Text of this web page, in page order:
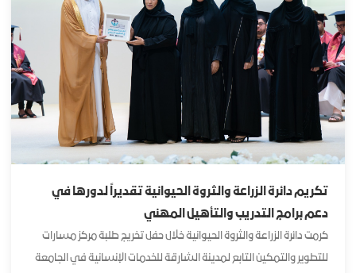
الاستدامة البيئية عبر حلول ذكية تجمع بين الغذاء
والصحة وجودة البيئة
تكريم دائرة الزراعة والثروة الحيوانية تقديراً لدورها في
دعم برامج التدريب والتأهيل المهني
كرمت دائرة الزراعة والثروة الحيوانية خلال حفل تخريج طلبة مركز مسارات
للتطوير والتمكين التابع لمدينة الشارقة للخدمات الإنسانية في الجامعة